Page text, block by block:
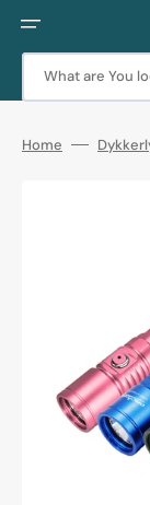
content
What are You
Home